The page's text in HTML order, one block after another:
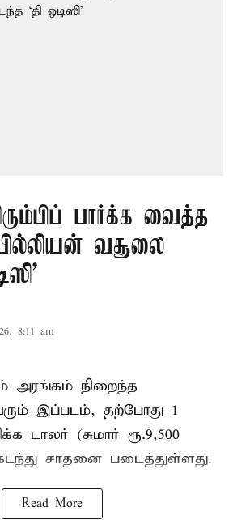
பார்க்க வைத்த
வசூலை
8:11 am
அரங்கம் நிறைந்த
இப்படம், தற்போது 1
டாலர் (சுமார் ரூ.9,500
சாதனை படைத்துள்ளது.
Read More